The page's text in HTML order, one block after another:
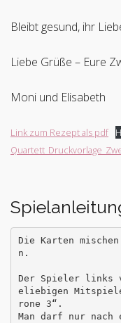
Bleibt gesund, ihr
Liebe Grüße – Eure
Moni und Elisabeth
Link zum Rezept als pdf
Die Karten
n.
Der Spieler links
eliebigen
rone 3“.
Man darf nur nach